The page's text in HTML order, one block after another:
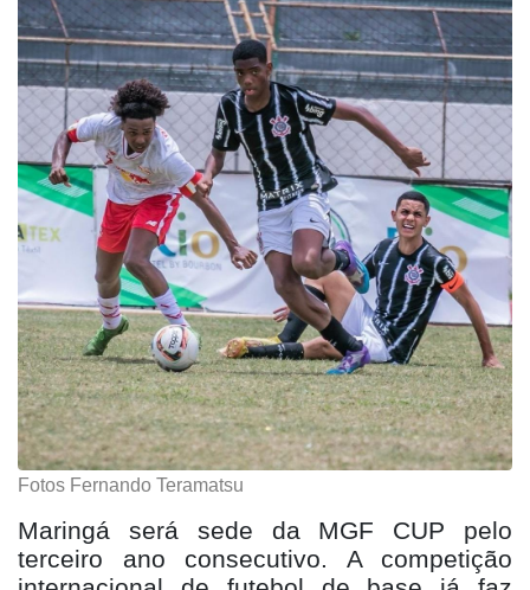
Fotos Fernando Teramatsu
Maringá será sede da MGF CUP pelo
terceiro ano consecutivo. A competição